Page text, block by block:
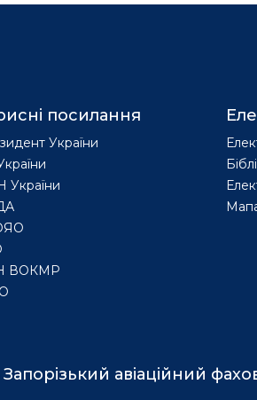
посилання
України
України
ВОКМР
авіаційний